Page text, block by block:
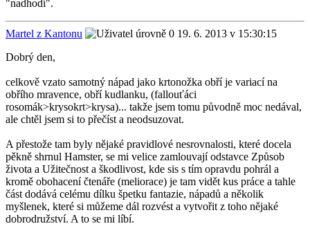
"nadhodí".
Martel z Kantonu
19. 6. 2013 v 15:30:15
Dobrý den,
celkově vzato samotný nápad jako krtonožka obří je variací na
obřího mravence, obří kudlanku, (fallouťáci
rosomák>krysokrt>krysa)... takže jsem tomu původně moc nedával,
ale chtěl jsem si to přečíst a neodsuzovat.
A přestože tam byly nějaké pravidlové nesrovnalosti, které docela
pěkně shrnul Hamster, se mi velice zamlouvají odstavce Způsob
života a Užitečnost a škodlivost, kde sis s tím opravdu pohrál a
kromě obohacení čtenáře (meliorace) je tam vidět kus práce a tahle
část dodává celému dílku špetku fantazie, nápadů a několik
myšlenek, které si můžeme dál rozvést a vytvořit z toho nějaké
dobrodružství. A to se mi líbí.